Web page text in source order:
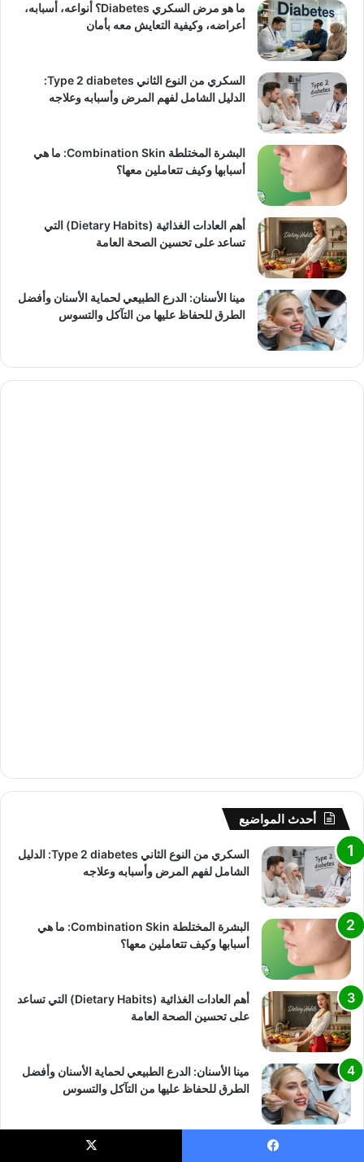
ما هو مرض السكري Diabetes؟ أنواعه، أسبابه،
أعراضه، وكيفية التعايش معه بأمان
السكري من النوع الثاني Type 2 diabetes:
الدليل الشامل لفهم المرض وأسبابه وعلاجه
البشرة المختلطة Combination Skin: ما هي
أسبابها وكيف تتعاملين معها؟
أهم العادات الغذائية (Dietary Habits) التي
تساعد على تحسين الصحة العامة
مينا الأسنان: الدرع الطبيعي لحماية الأسنان وأفضل
الطرق للحفاظ عليها من التآكل والتسوس
أحدث المواضيع
السكري من النوع الثاني Type 2 diabetes: الدليل
الشامل لفهم المرض وأسبابه وعلاجه
البشرة المختلطة Combination Skin: ما هي
أسبابها وكيف تتعاملين معها؟
أهم العادات الغذائية (Dietary Habits) التي تساعد
على تحسين الصحة العامة
مينا الأسنان: الدرع الطبيعي لحماية الأسنان وأفضل
الطرق للحفاظ عليها من التآكل والتسوس